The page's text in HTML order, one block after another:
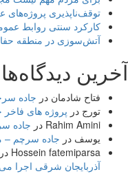
توقف‌ناپذیری
کارکرد سنتی روابط
آتش‌سوزی در منطقه
آخرین دیدگاه‌ها
فتاح شادمان در جاده
تورج در پروژه های
Rahim Amini در جاده
یوسف در جاده سرچم –
Hossein fatemiparsa در
آذربایجان شرقی اجرا